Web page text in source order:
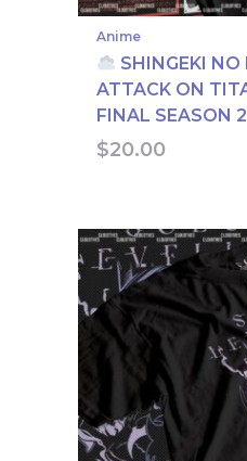
Anime
SHINGEKI NO
ATTACK ON
FINAL SEASON
$20.00